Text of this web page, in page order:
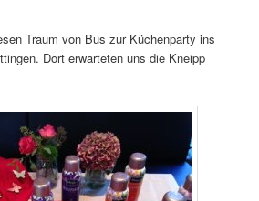
Traum von Bus zur Küchenparty ins
Dort erwarteten uns die Kneipp